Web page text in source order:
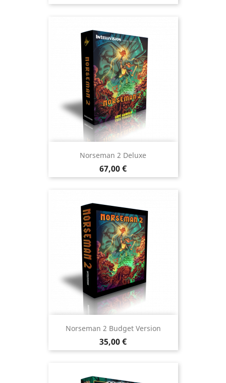
Norseman 2 Deluxe
Prix
67,00 €
Norseman 2 Budget Version
Prix
35,00 €